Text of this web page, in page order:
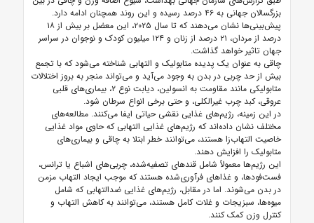
بزرگسالان جهانی به ۴۶ درصد رسیده و این روند همچنان ادامه دارد.
پیش‌بینی‌ها نشان می‌دهند که تا سال ۲۰۲۵، این معضل بر بیش از ۱۸
درصد از مردان، ۲۱ درصد از زنان و ۱۲۴ میلیون کودک و نوجوان در سراسر
جهان تاثیر خواهد گذاشت.
چاقی به عنوان یک پدیده متابولیک و التهابی شناخته می‌شود که با تجمع
بیش از حد چربی در بدن به وجود می‌آید و می‌تواند منجر به بروز اختلالات
متابولیکی مانند مقاومت به انسولین، دیابت نوع ۲، بیماری‌های قلبی
عروقی، کبد چرب غیرالکلی، و حتی برخی انواع سرطان شود.
در این زمینه، رژیم‌های غذایی نقشی حیاتی ایفا می‌کنند. مطالعه‌های
مختلف نشان داده‌اند که رژیم‌های غذایی التهابی که حاوی مواد غذایی
خاصیت التهاب‌زا هستند، می‌توانند خطر ابتلا به چاقی و بیماری‌های
متابولیک را افزایش دهند.
این رژیم‌ها معمولاً شامل قندهای تصفیه‌شده، چربی‌های اشباع یا ترانس،
فست‌فودها، و غذاهای فرآوری‌شده هستند که موجب ایجاد التهاب مزمن
در بدن می‌شوند. اما در مقابل، رژیم‌های غذایی ضدالتهابی که شامل
میوه‌ها، سبزیجات و غلات کامل هستند، می‌توانند به کاهش التهاب و
کنترل وزن کمک کنند.